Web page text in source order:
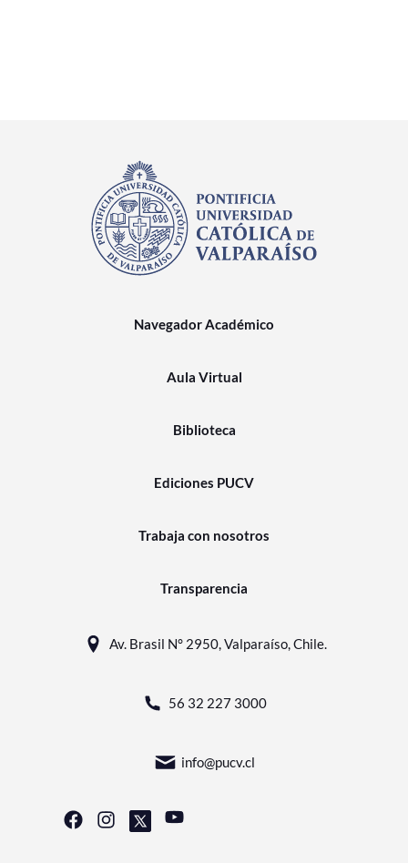
Navegador Académico
Aula Virtual
Biblioteca
Ediciones PUCV
Trabaja con nosotros
Transparencia
Av. Brasil N° 2950, Valparaíso, Chile.
56 32 227 3000
info@pucv.cl